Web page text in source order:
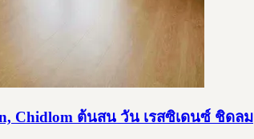
Chidlom ต้นสน วัน เรสซิเดนซ์ ชิดลม